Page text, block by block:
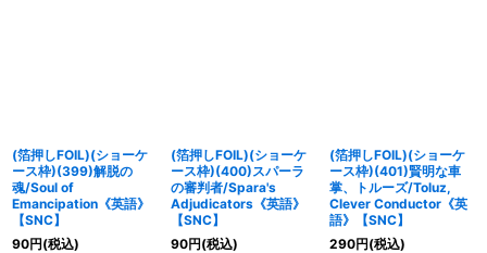
(箔押しFOIL)(ショーケ
ース枠)(399)解脱の
魂/Soul of
Emancipation《英語》
【SNC】
90円(税込)
(箔押しFOIL)(ショーケ
ース枠)(400)スパーラ
の審判者/Spara's
Adjudicators《英語》
【SNC】
90円(税込)
(箔押しFOIL)(ショーケ
ース枠)(401)賢明な車
掌、トルーズ/Toluz,
Clever Conductor《英
語》【SNC】
290円(税込)